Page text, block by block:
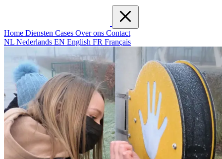
Home Diensten Cases Over ons Contact
NL Nederlands EN English FR Français